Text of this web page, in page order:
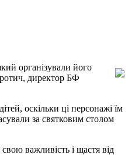
організували його
директор БФ
оскільки ці персонажі їм
за святковим столом
важливість і щастя від